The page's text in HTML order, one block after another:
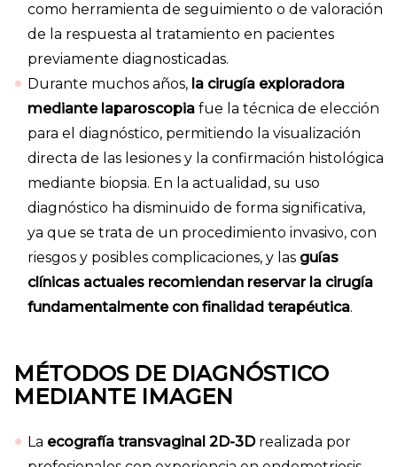
como herramienta de seguimiento o de valoración
de la respuesta al tratamiento en pacientes
previamente diagnosticadas.
Durante muchos años, la cirugía exploradora
mediante laparoscopia fue la técnica de elección
para el diagnóstico, permitiendo la visualización
directa de las lesiones y la confirmación histológica
mediante biopsia. En la actualidad, su uso
diagnóstico ha disminuido de forma significativa,
ya que se trata de un procedimiento invasivo, con
riesgos y posibles complicaciones, y las guías
clínicas actuales recomiendan reservar la cirugía
fundamentalmente con finalidad terapéutica.
MÉTODOS DE DIAGNÓSTICO
MEDIANTE IMAGEN
La ecografía transvaginal 2D-3Drealizada por